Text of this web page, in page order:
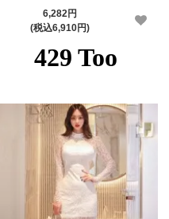
バドレス・CABARETDRESS)
6,282円
(税込6,910円)